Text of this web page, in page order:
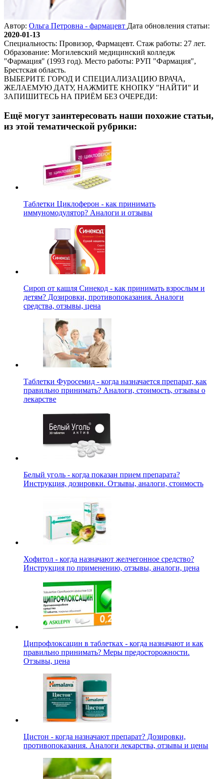
Автор: Ольга Петровна - фармацевт Дата обновления статьи:
2020-01-13
Специальность: Провизор, Фармацевт. Стаж работы: 27 лет.
Образование: Могилевский медицинский колледж
"Фармация" (1993 год). Место работы: РУП "Фармация",
Брестская область.
ВЫБЕРИТЕ ГОРОД И СПЕЦИАЛИЗАЦИЮ ВРАЧА,
ЖЕЛАЕМУЮ ДАТУ, НАЖМИТЕ КНОПКУ "НАЙТИ" И
ЗАПИШИТЕСЬ НА ПРИЁМ БЕЗ ОЧЕРЕДИ:
Ещё могут заинтересовать наши похожие статьи,
из этой тематической рубрики:
Таблетки Циклоферон - как принимать
иммуномодулятор? Аналоги и отзывы
Сироп от кашля Синекод - как принимать взрослым и
детям? Дозировки, противопоказания. Аналоги
средства, отзывы, цена
Таблетки Фуросемид - когда назначается препарат, как
правильно принимать? Аналоги, стоимость, отзывы о
лекарстве
Белый уголь - когда показан прием препарата?
Инструкция, дозировки. Отзывы, аналоги, стоимость
Хофитол - когда назначают желчегонное средство?
Инструкция по применению, отзывы, аналоги, цена
Ципрофлоксацин в таблетках - когда назначают и как
правильно принимать? Меры предосторожности.
Отзывы, цена
Цистон - когда назначают препарат? Дозировки,
противопоказания. Аналоги лекарства, отзывы и цены